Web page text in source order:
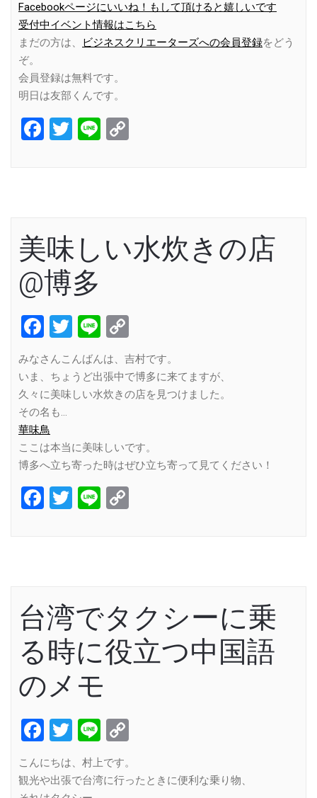
Facebookページにいいね！もして頂けると嬉しいです
受付中イベント情報はこちら
まだの方は、
ビジネスクリエーターズへの会員登録をどう
ぞ。
会員登録は無料です。
明日は友部くんです。
Facebook
Twitter
Line
美味しい水炊きの店
@博多
Facebook
Twitter
Line
Link
みなさんこんばんは、吉村です。
いま、ちょうど出張中で博多に来てますが、
久々に美味しい水炊きの店を見つけました。
その名も…
華味鳥
ここは本当に美味しいです。
博多へ立ち寄った時はぜひ立ち寄って見てください！
Facebook
Twitter
Line
台湾でタクシーに乗
る時に役立つ中国語
のメモ
Facebook
Twitter
Line
こんにちは、村上です。
観光や出張で台湾に行ったときに便利な乗り物、